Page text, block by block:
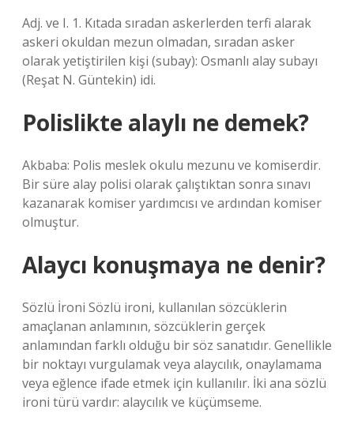
Adj. ve I. 1. Kıtada sıradan askerlerden terfi alarak
askeri okuldan mezun olmadan, sıradan asker
olarak yetiştirilen kişi (subay): Osmanlı alay subayı
(Reşat N. Güntekin) idi.
Polislikte alaylı ne demek?
Akbaba: Polis meslek okulu mezunu ve komiserdir.
Bir süre alay polisi olarak çalıştıktan sonra sınavı
kazanarak komiser yardımcısı ve ardından komiser
olmuştur.
Alaycı konuşmaya ne denir?
Sözlü İroni Sözlü ironi, kullanılan sözcüklerin
amaçlanan anlamının, sözcüklerin gerçek
anlamından farklı olduğu bir söz sanatıdır. Genellikle
bir noktayı vurgulamak veya alaycılık, onaylamama
veya eğlence ifade etmek için kullanılır. İki ana sözlü
ironi türü vardır: alaycılık ve küçümseme.